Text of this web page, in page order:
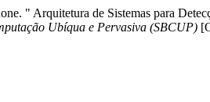
" Arquitetura de Sistemas para
Ubíqua e Pervasiva (SBCUP)